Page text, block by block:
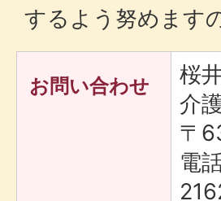
するよう努めます
お問い合わせ
桜
介
〒
電